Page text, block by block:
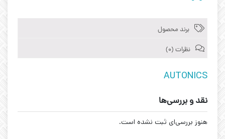
برند محصول
نظرات (0)
AUTONICS
نقد و بررسی‌ها
هنوز بررسی‌ای ثبت نشده است.